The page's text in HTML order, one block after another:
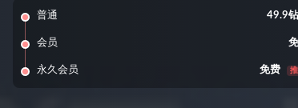
普通 49.9
会员
永久会员 免费